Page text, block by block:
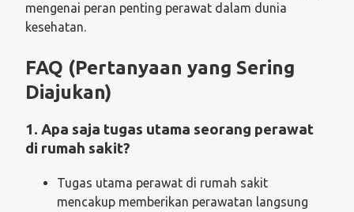
mengenai peran penting perawat dalam dunia
kesehatan.
FAQ (Pertanyaan yang Sering
Diajukan)
1. Apa saja tugas utama seorang perawat
di rumah sakit?
Tugas utama perawat di rumah sakit
mencakup memberikan perawatan langsung